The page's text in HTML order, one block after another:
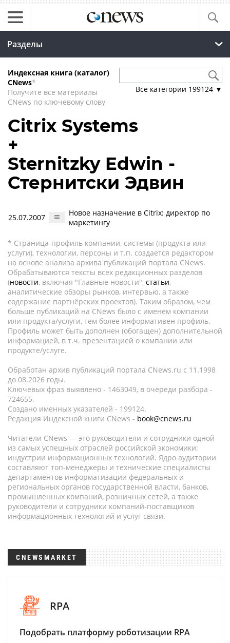
Разделы
Индексная книга (каталог)
CNews*
Получите все материалы
CNews по ключевому слову
Все категории 199124 ▼
Citrix Systems
+
Sternitzky Edwin -
Стернитски Эдвин
25.07.2007
Новое назначение в Citrix: директор по
маркетингу
* Страница-профиль компании, системы (продукта или
услуги), технологии, персоны и т.п. создается редактором
на основе анализа архива публикаций портала CNews.
Обрабатываются тексты всех редакционных разделов
(новости, включая "Главные новости", статьи,
аналитические обзоры рынков, интервью, а также
содержание партнёрских проектов). Таким образом, чем
больше публикаций на CNews было с именем компании
или продукта/услуги, тем более информативен профиль.
Профиль может быть дополнен (обогащен) дополнительной
информацией, в т.ч. презентацией о компании или
продукте/услуге.
Обработан архив публикаций портала CNews.ru c 11.1998
до 08.2026 годы.
Ключевых фраз выявлено - 1463049, в очереди разбора -
724655.
Создано именных указателей - 199124.
Редакция Индексной книги CNews - book@cnews.ru
Читатели CNews — это руководители и сотрудники одной
из самых успешных отраслей российской экономики:
индустрии информационных технологий. Ядро аудитории
составляют топ-менеджеры и технические специалисты
департаментов информатизации федеральных и
региональных органов государственной власти, банков,
промышленных компаний, розничных сетей, а также
руководители и сотрудники компаний-поставщиков
информационных технологий и услуг связи.
CNEWSMARKET
RPA
Подобрать платформу роботизации RPA